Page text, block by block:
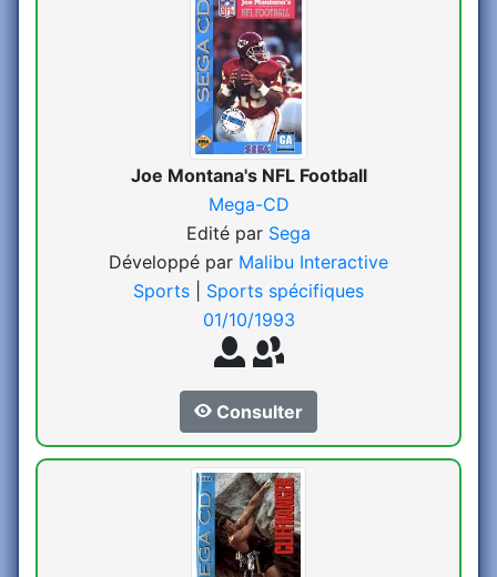
Joe Montana's NFL Football
Mega-CD
Edité par Sega
Développé par Malibu Interactive
Sports
Sports spécifiques
01/10/1993
Consulter